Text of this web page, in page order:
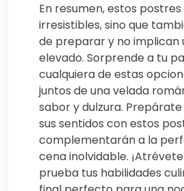
En resumen, estos
irresistibles, sino que
de preparar y no implican
elevado. Sorprende a tu
cualquiera de estas
juntos de una velada
sabor y dulzura.
sus sentidos con estos
complementarán a la
cena inolvidable.
prueba tus habilidades